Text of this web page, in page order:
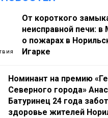
От короткого
неисправной печи:
о пожарах в
Игарке
Номинант на премию
Северного города»
Батуринец 24 года
здоровье жителей